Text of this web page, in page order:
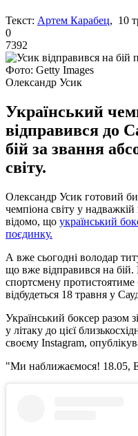
Текст: Артем Карабец, 10
0
7392
Фото: Getty Images
Олександр Усик
Український
відправився до
бій за звання
світу.
Олександр Усик готовий
чемпіона світу у
відомо, що український
поєдинку.
А вже сьогодні володар
що вже відправився на
спортсмену
відбудеться 18 травня у
Український боксер разом
у літаку до цієї
своєму Instagram,
"Ми наближаємося! 18.05,